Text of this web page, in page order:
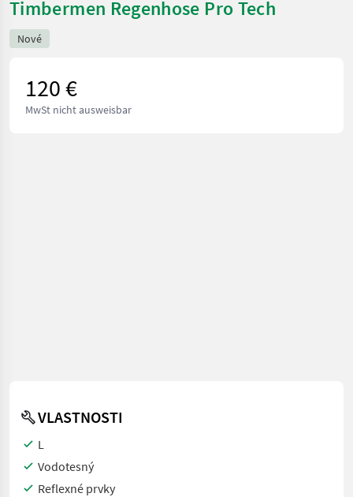
Timbermen Regenhose Pro Tech
Nové
120 €
MwSt nicht ausweisbar
VLASTNOSTI
L
Vodotesný
Reflexné prvky